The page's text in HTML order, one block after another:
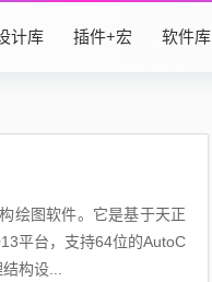
计库 插件+宏 软件库
绘图软件。它是基于天正
平台，支持64位的AutoC
构设...